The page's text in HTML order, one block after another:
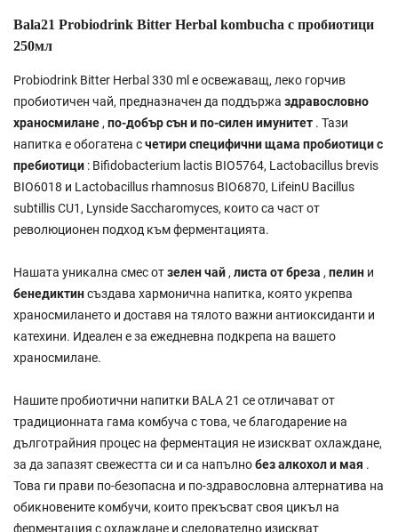
Bala21 Probiodrink Bitter Herbal kombucha с пробиотици
250мл
Probiodrink Bitter Herbal 330 ml е освежаващ, леко горчив
пробиотичен чай, предназначен да поддържа здравословно
храносмилане , по-добър сънипо-силен имунитет . Тази
напитка е обогатена счетири специфични щама пробиотици с
пребиотици : Bifidobacterium lactis BIO5764, Lactobacillus brevis
BIO6018 и Lactobacillus rhamnosus BIO6870, LifeinU Bacillus
subtillis CU1, Lynside Saccharomyces, които са част от
революционен подход към ферментацията.
Нашата уникална смес отзелен чай , листа от бреза , пелин и
бенедиктинсъздава хармонична напитка, която укрепва
храносмилането и доставя на тялото важни антиоксиданти и
катехини. Идеален е за ежедневна подкрепа на вашето
храносмилане.
Нашите пробиотични напитки BALA 21 се отличават от
традиционната гама комбуча с това, че благодарение на
дълготрайния процес на ферментация не изискват охлаждане,
за да запазят свежестта си и са напълнобез алкохол и мая .
Това ги прави по-безопасна и по-здравословна алтернатива на
обикновените комбучи, които прекъсват своя цикъл на
ферментация с охлаждане и следователно изискват